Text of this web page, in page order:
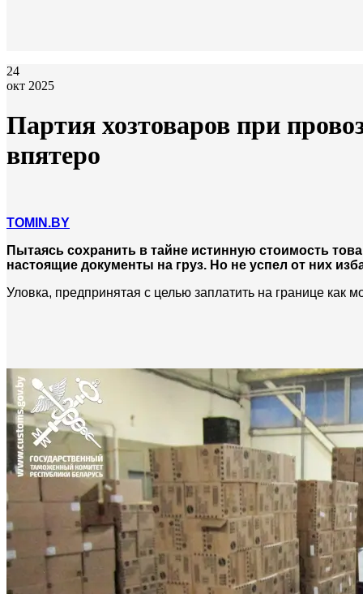
24
окт 2025
Партия хозтоваров при
впятеро
TOMIN.BY
Пытаясь сохранить в тайне истинную стоимость
настоящие документы на груз. Но не успел от них
Уловка, предпринятая с целью заплатить на границе как